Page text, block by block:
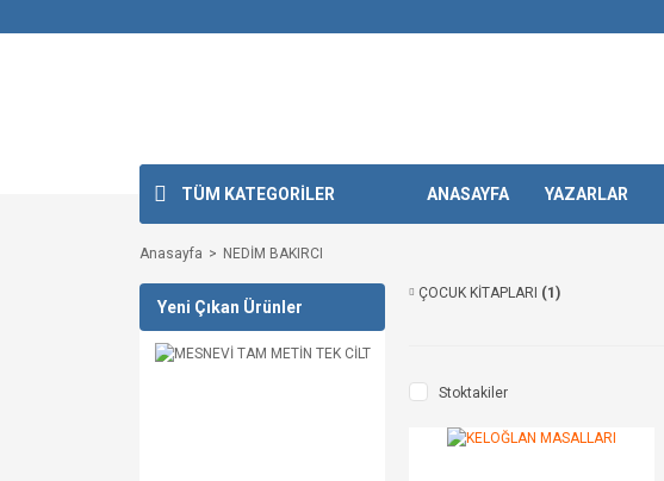
TÜM KATEGORİLER ANASAYFA YAZARLAR
Anasayfa NEDİM BAKIRCI
Yeni Çıkan Ürünler
ÇOCUK KİTAPLARI (1)
Stoktakiler